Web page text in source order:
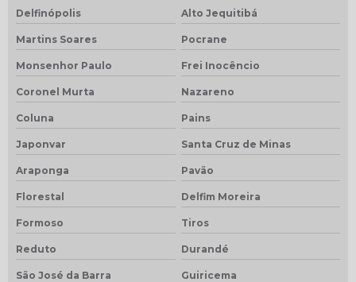
Delfinópolis Alto Jequitibá
Martins Soares Pocrane
Monsenhor Paulo Frei Inocêncio
Coronel Murta Nazareno
Coluna Pains
Japonvar Santa Cruz de Minas
Araponga Pavão
Florestal Delfim Moreira
Formoso Tiros
Reduto Durandé
São José da Barra Guiricema